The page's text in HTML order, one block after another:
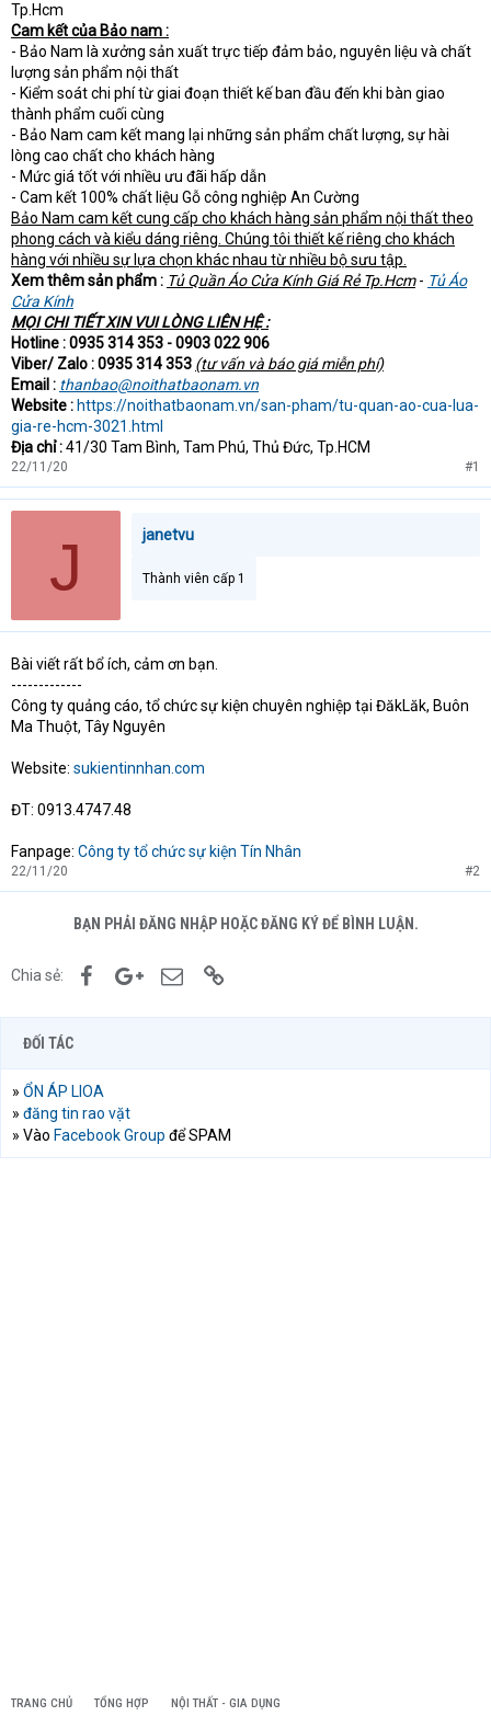
Tp.Hcm
Cam kết của Bảo nam :
- Bảo Nam là xưởng sản xuất trực tiếp đảm bảo, nguyên liệu và chất
lượng sản phẩm nội thất
- Kiểm soát chi phí từ giai đoạn thiết kế ban đầu đến khi bàn giao
thành phẩm cuối cùng
- Bảo Nam cam kết mang lại những sản phẩm chất lượng, sự hài
lòng cao chất cho khách hàng
- Mức giá tốt với nhiều ưu đãi hấp dẫn
- Cam kết 100% chất liệu Gỗ công nghiệp An Cường
Bảo Nam cam kết cung cấp cho khách hàng sản phẩm nội thất theo
phong cách và kiểu dáng riêng. Chúng tôi thiết kế riêng cho khách
hàng với nhiều sự lựa chọn khác nhau từ nhiều bộ sưu tập.
Xem thêm sản phẩm : Tủ Quần Áo Cửa Kính Giá Rẻ Tp.Hcm- Tủ Áo
Cửa Kính
MỌI CHI TIẾT XIN VUI LÒNG LIÊN HỆ :
Hotline : 0935 314 353 - 0903 022 906
Viber/ Zalo : 0935 314 353 (tư vấn và báo giá miễn phí)
Email : thanbao@noithatbaonam.vn
Website : https://noithatbaonam.vn/san-pham/tu-quan-ao-cua-lua-
gia-re-hcm-3021.html
Địa chỉ :41/30 Tam Bình, Tam Phú, Thủ Đức, Tp.HCM
22/11/20 #1
J janetvu
Thành viên cấp 1
Bài viết rất bổ ích, cảm ơn bạn.
-------------
Công ty quảng cáo, tổ chức sự kiện chuyên nghiệp tại ĐăkLăk, Buôn
Ma Thuột, Tây Nguyên
Website: sukientinnhan.com
ĐT: 0913.4747.48
Fanpage: Công ty tổ chức sự kiện Tín Nhân
22/11/20 #2
BẠN PHẢI ĐĂNG NHẬP HOẶC ĐĂNG KÝ ĐỂ BÌNH LUẬN.
Chia sẻ: FacebookGoogle+Email
ĐỐI TÁC
» ỔN ÁP LIOA
» đăng tin rao vặt
» Vào Facebook Group để SPAM
TRANG CHỦ TỔNG HỢP NỘI THẤT - GIA DỤNG